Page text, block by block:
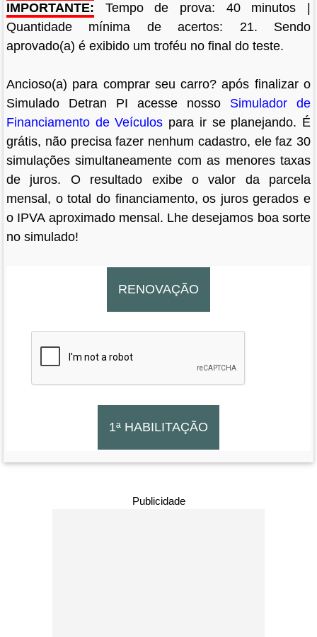
IMPORTANTE: Tempo de prova: 40 minutos |
Quantidade mínima de acertos: 21. Sendo
aprovado(a) é exibido um troféu no final do teste.
Ancioso(a) para comprar seu carro? após finalizar o
Simulado Detran PI acesse nosso Simulador de
Financiamento de Veículos para ir se planejando. É
grátis, não precisa fazer nenhum cadastro, ele faz 30
simulações simultaneamente com as menores taxas
de juros. O resultado exibe o valor da parcela
mensal, o total do financiamento, os juros gerados e
o IPVA aproximado mensal. Lhe desejamos boa sorte
no simulado!
Publicidade